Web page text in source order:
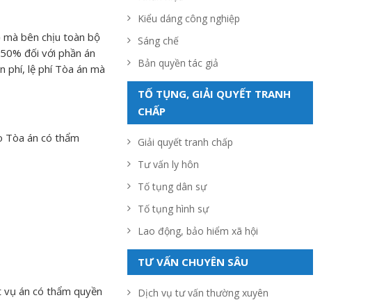
bên chịu toàn bộ
đối với phần án
phí, lệ phí Tòa án mà
Tòa án có thẩm
án có thẩm quyền
Kiểu dáng công nghiệp
Sáng chế
Bản quyền tác giả
TỐ TỤNG, GIẢI QUYẾT TRANH
CHẤP
Giải quyết tranh chấp
Tư vấn ly hôn
Tố tụng dân sự
Tố tụng hình sự
Lao động, bảo hiểm xã hội
TƯ VẤN CHUYÊN SÂU
Dịch vụ tư vấn thường xuyên